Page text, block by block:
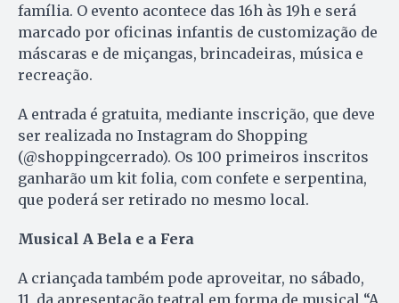
família. O evento acontece das 16h às 19h e será
marcado por oficinas infantis de customização de
máscaras e de miçangas, brincadeiras, música e
recreação.
A entrada é gratuita, mediante inscrição, que deve
ser realizada no Instagram do Shopping
(@shoppingcerrado). Os 100 primeiros inscritos
ganharão um kit folia, com confete e serpentina,
que poderá ser retirado no mesmo local.
Musical A Bela e a Fera
A criançada também pode aproveitar, no sábado,
11, da apresentação teatral em forma de musical “A